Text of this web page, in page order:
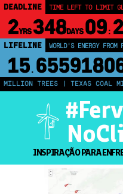
DEADLINE TIME LEFT TO LIMIT
2YRS348DAYS 09:
LIFELINE WORLD'S ENERGY FROM
15.
TREES | TEXAS COAL
INSPIRAÇÃO PARA